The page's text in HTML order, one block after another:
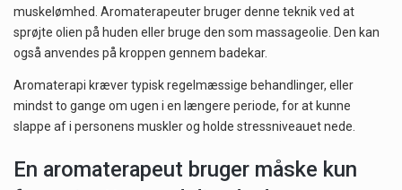
muskelømhed. Aromaterapeuter bruger denne teknik ved at
sprøjte olien på huden eller bruge den som massageolie. Den kan
også anvendes på kroppen gennem badekar.
Aromaterapi kræver typisk regelmæssige behandlinger, eller
mindst to gange om ugen i en længere periode, for at kunne
slappe af i personens muskler og holde stressniveauet nede.
En aromaterapeut bruger måske kun